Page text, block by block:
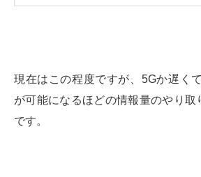
現在はこの程度ですが、5Gか遅く
が可能になるほどの情報量のやり取
です。